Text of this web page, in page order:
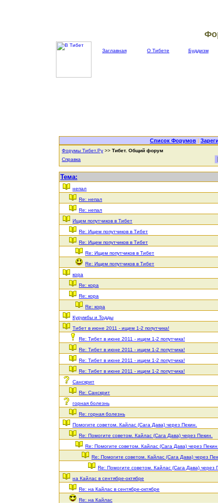
Заглавная О Тибете Буддизм
Список Форумов |
Форумы Тибет.Ру >> Тибет. Общий форум
Справка
Тема:
непал
Re: непал
Re: непал
Ищем попутчиков в Тибет
Re: Ищем попутчиков в Тибет
Re: Ищем попутчиков в Тибет
Re: Ищем попутчиков в Тибет
Re: Ищем попутчиков в Тибет
кора
Re: кора
Re: кора
Re: кора
Курумбы и Тодды
Тибет в июне 2011 - ищем 1-2 попутчика!
Re: Тибет в июне 2011 - ищем 1-2 попутчика!
Re: Тибет в июне 2011 - ищем 1-2 попутчика!
Re: Тибет в июне 2011 - ищем 1-2 попутчика!
Re: Тибет в июне 2011 - ищем 1-2 попутчика!
Санскрит
Re: Санскрит
горная болезнь
Re: горная болезнь
Помогите советом. Кайлас (Сага Дава) через Пекин.
Re: Помогите советом. Кайлас (Сага Дава) через Пекин.
Re: Помогите советом. Кайлас (Сага Дава) через
Re: Помогите советом. Кайлас (Сага Дава) через
Re: Помогите советом. Кайлас (Сага Дава) через
на Кайлас в сентябре-октябре
Re: на Кайлас в сентябре-октябре
Re: на Кайлас